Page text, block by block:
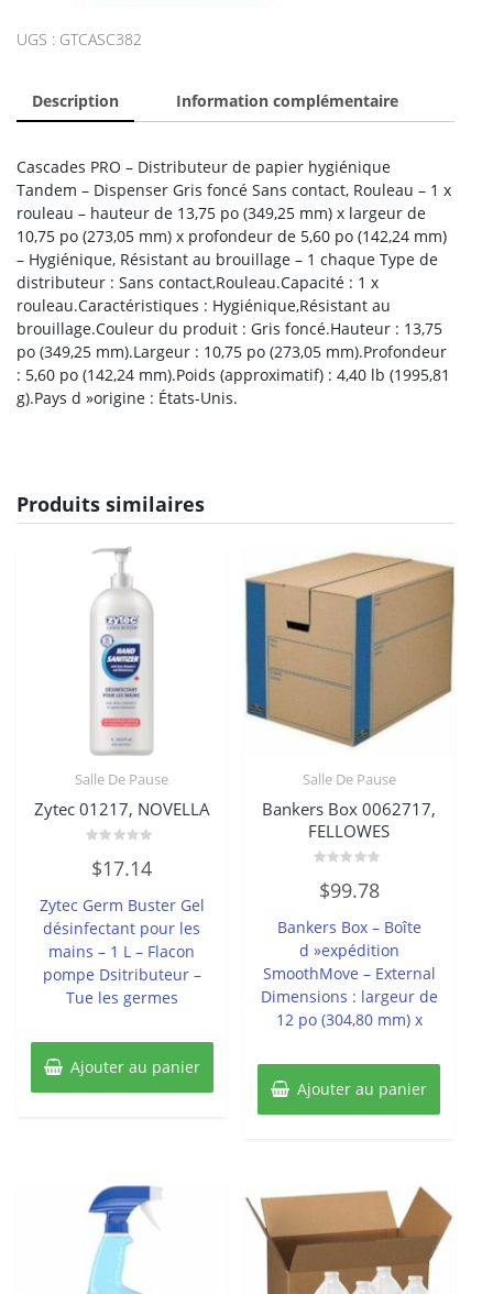
PRO
CASCADES
UGS : GTCASC382
Description Information complémentaire
Cascades PRO – Distributeur de papier hygiénique
Tandem – Dispenser Gris foncé Sans contact, Rouleau – 1 x
rouleau – hauteur de 13,75 po (349,25 mm) x largeur de
10,75 po (273,05 mm) x profondeur de 5,60 po (142,24 mm)
– Hygiénique, Résistant au brouillage – 1 chaque Type de
distributeur : Sans contact,Rouleau.Capacité : 1 x
rouleau.Caractéristiques : Hygiénique,Résistant au
brouillage.Couleur du produit : Gris foncé.Hauteur : 13,75
po (349,25 mm).Largeur : 10,75 po (273,05 mm).Profondeur
: 5,60 po (142,24 mm).Poids (approximatif) : 4,40 lb (1995,81
g).Pays d »origine : États-Unis.
Produits similaires
Salle De Pause
Zytec 01217, NOVELLA
0
sur
$17.14
Zytec Germ Buster Gel
désinfectant pour les
mains – 1 L – Flacon
pompe Dsitributeur –
Tue les germes
Ajouter au panier
Salle De Pause
Bankers Box 0062717,
FELLOWES
0
sur
$99.78
Bankers Box – Boîte
d »expédition
SmoothMove – External
Dimensions : largeur de
12 po (304,80 mm) x
Ajouter au panier